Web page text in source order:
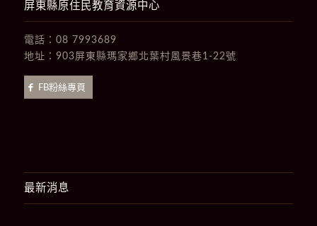
屏東縣原住民教育資源中心
電話： 08 7993689
地址： 903屏東縣瑪家鄉北葉村風景巷1-22號
FB粉絲專頁
最新消息